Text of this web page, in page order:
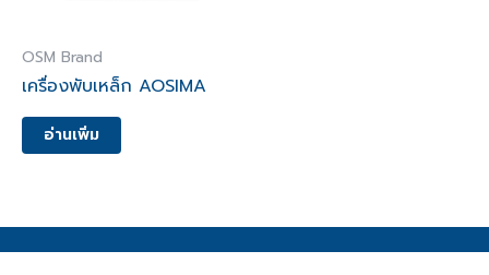
OSM Brand
เครื่องพับเหล็ก AOSIMA
อ่านเพิ่ม